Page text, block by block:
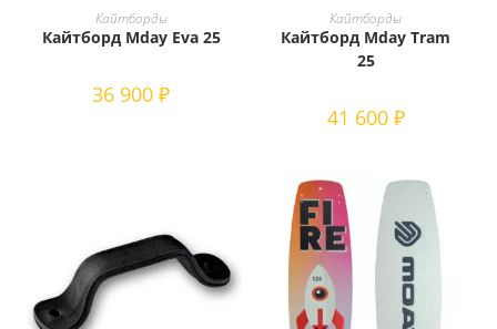
ВЫБЕРИТЕ ПАРАМЕТРЫ
товар
имеет
несколько
можно
выбрать
Кайтборды
Кайтборд Mday Eva 25
36 900₽
В КОРЗИНУ
Кайтборды
Кайтборд Mday Tram
25
41 600 ₽